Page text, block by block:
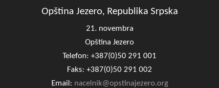
Poljoprivreda
CIVILNA ZAŠTITA
Opština Jezero, Republika Srpska
21. novembra
Opština Jezero
Telefon: +387(0)50 291 001
Faks: +387(0)50 291 002
Email: nacelnik@opstinajezero.org